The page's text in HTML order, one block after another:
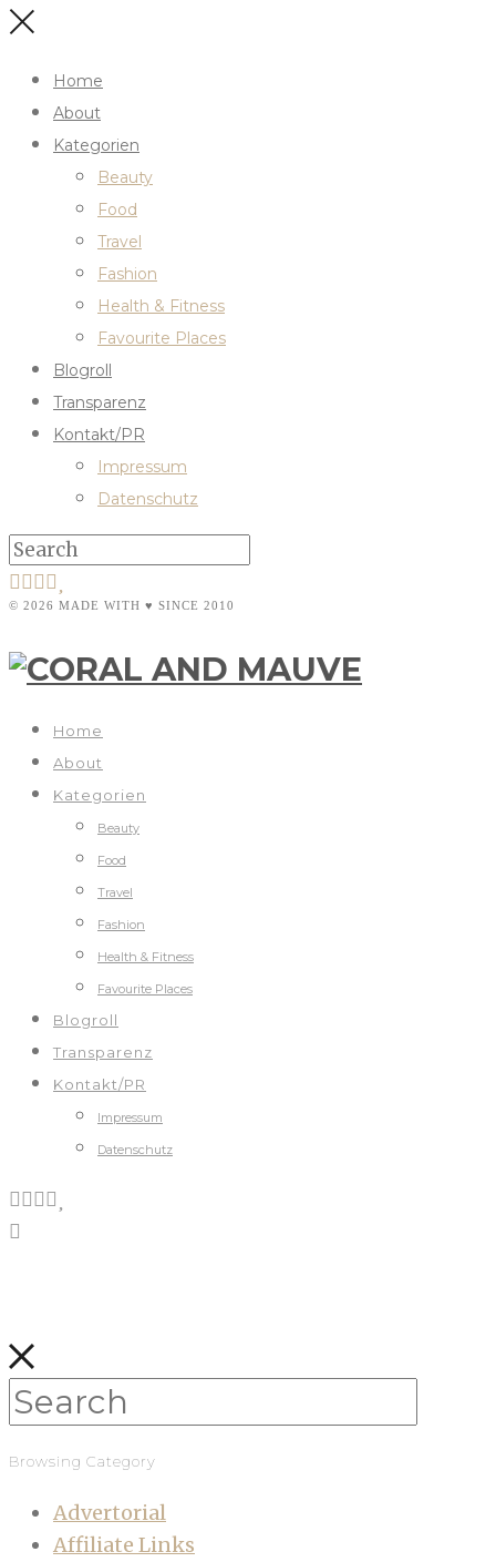
Home
About
Kategorien
Beauty
Food
Travel
Fashion
Health & Fitness
Favourite Places
Blogroll
Transparenz
Kontakt/PR
Impressum
Datenschutz
© 2026 MADE WITH ♥ SINCE 2010
Home
About
Kategorien
Beauty
Food
Travel
Fashion
Health & Fitness
Favourite Places
Blogroll
Transparenz
Kontakt/PR
Impressum
Datenschutz
Browsing Category
Advertorial
Affiliate Links